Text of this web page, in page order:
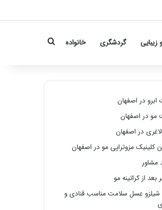
زیبایی گردشگری خانواده Search for
در اصفهان
مو در اصفهان
در اصفهان
کلینیک مزوتراپی مو در اصفهان
مشاور
بعد از کراتینه مو
عسل سلامت مناسب قنادی و